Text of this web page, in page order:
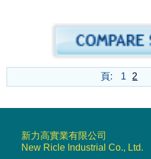
頁: 1 2
新力高實業有限公司
New Ricle Industrial Co., Ltd.